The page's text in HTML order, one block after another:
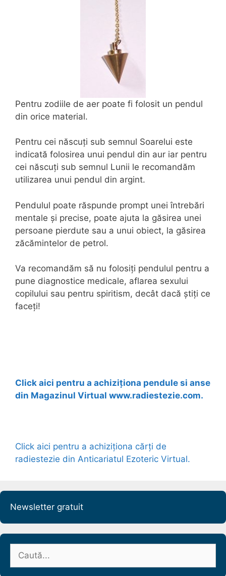
Pentru zodiile de aer poate fi folosit un pendul
din orice material.
Pentru cei născuți sub semnul Soarelui este
indicată folosirea unui pendul din aur iar pentru
cei născuți sub semnul Lunii le recomandăm
utilizarea unui pendul din argint.
Pendulul poate răspunde prompt unei întrebări
mentale și precise, poate ajuta la găsirea unei
persoane pierdute sau a unui obiect, la găsirea
zăcămintelor de petrol.
Va recomandăm să nu folosiți pendulul pentru a
pune diagnostice medicale, aflarea sexului
copilului sau pentru spiritism, decât dacă știți ce
faceți!
Click aici pentru a achiziționa pendule si anse
din Magazinul Virtual www.radiestezie.com.
Click aici pentru a achiziționa cărți de
radiestezie din Anticariatul Ezoteric Virtual.
Newsletter gratuit
după: